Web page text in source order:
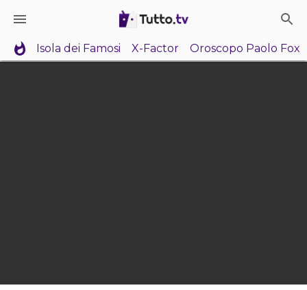
Isola dei Famosi X-Factor Oroscopo Paolo Fox